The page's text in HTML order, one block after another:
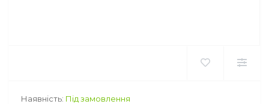
Наявність: Під замовлення